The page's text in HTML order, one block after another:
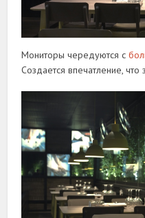
Мониторы чередуются с
Создается впечатление,